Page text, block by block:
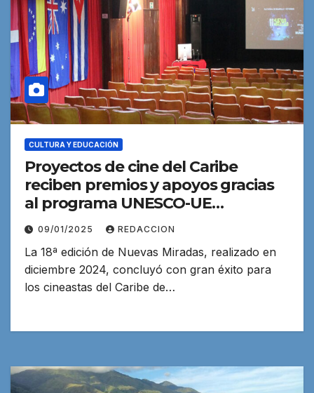
CULTURA Y EDUCACIÓN
Proyectos de cine del Caribe
reciben premios y apoyos gracias
al programa UNESCO-UE
Transcultura
09/01/2025 REDACCION
La 18ª edición de Nuevas Miradas, realizado en
diciembre 2024, concluyó con gran éxito para
los cineastas del Caribe de…